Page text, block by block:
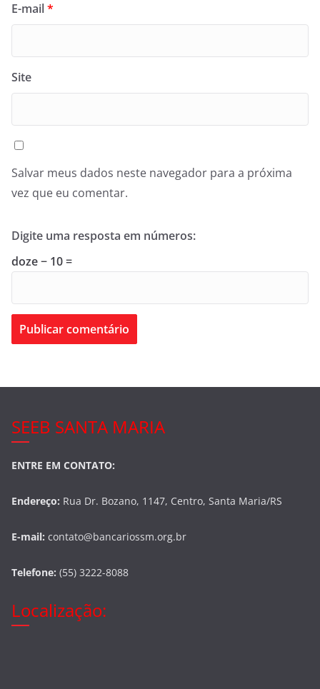
E-mail*
Site
Salvar meus dados neste navegador para a próxima
vez que eu comentar.
Digite uma resposta em números:
doze − 10 =
SEEB SANTA MARIA
ENTRE EM CONTATO:
Endereço: Rua Dr. Bozano, 1147, Centro, Santa Maria/RS
E-mail: contato@bancariossm.org.br
Telefone: (55) 3222-8088
Localização: